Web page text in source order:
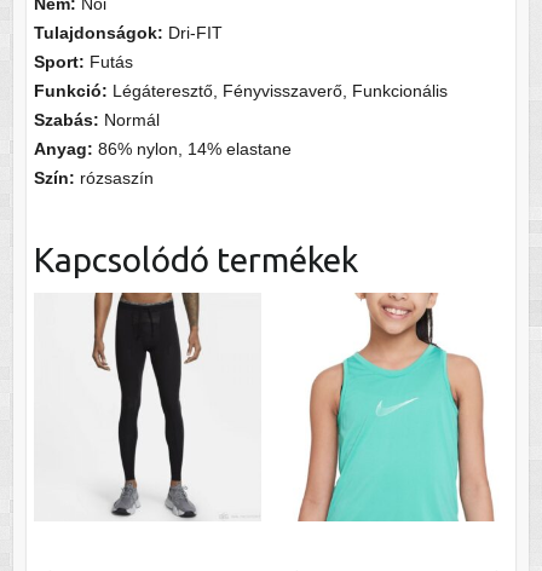
Nem: Női
Tulajdonságok: Dri-FIT
Sport: Futás
Funkció: Légáteresztő, Fényvisszaverő, Funkcionális
Szabás: Normál
Anyag: 86% nylon, 14% elastane
Szín: rózsaszín
Kapcsolódó termékek